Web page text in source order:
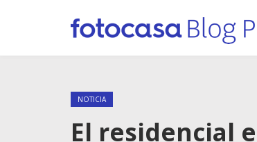
NOTICIA
El residencial